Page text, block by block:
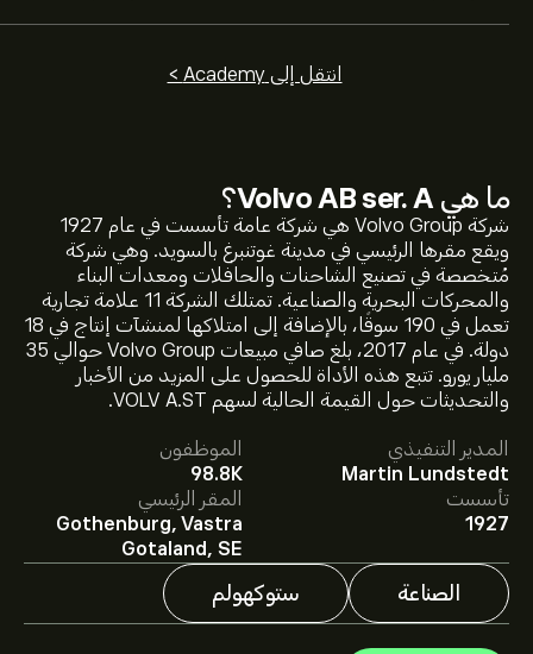
ما هي Volvo AB ser. A؟
شركة Volvo Group هي شركة عامة تأسست في عام 1927
ويقع مقرها الرئيسي في مدينة غوتنبرغ بالسويد. وهي شركة
مُتخصصة في تصنيع الشاحنات والحافلات ومعدات البناء
والمحركات البحرية والصناعية. تمتلك الشركة 11 علامة تجارية
تعمل في 190 سوقًا، بالإضافة إلى امتلاكها لمنشآت إنتاج في 18
دولة. في عام 2017، بلغ صافي مبيعات Volvo Group حوالي 35
مليار يورو. تتبع هذه الأداة للحصول على المزيد من الأخبار
والتحديثات حول القيمة الحالية لسهم VOLV A.ST.
المدير التنفيذي
Martin Lundstedt
الموظفون
98.8K
تأسست
1927
المقر الرئيسي
Gothenburg, Vastra
Gotaland, SE
الصناعة ستوكهولم
انتقل إلى Academy >
سعر VOLV-A.ST الآن هو 362.60‎kr‎.
362.60‎kr‎. اشترك
في eToro لمعرفة التفاصيل حول توقعات
المحللين والأسعار المستهدفة للأسهم.
يقدم المحللون التوقعات لسهم Volvo AB ser. A بناءً على
اتجاهات السوق، التقارير المالية، والنمو المتوقع. راقِب آخر
التوقعات لتحركات الأسعار المستقبلية.
القيمة السوقية لـ Volvo AB ser. A هي 737.33B‎kr‎ دولار